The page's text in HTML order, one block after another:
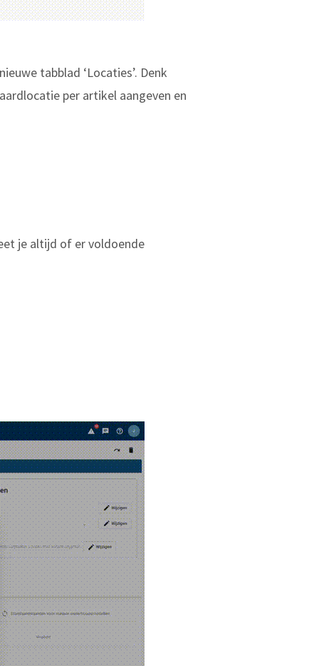
tabblad ‘Locaties’. Denk
per artikel aangeven en
je altijd of er voldoende